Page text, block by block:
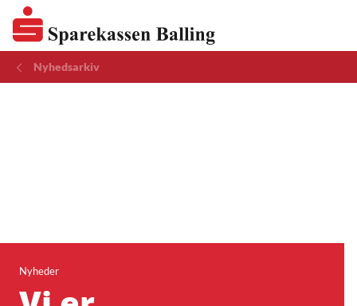
Nyhedsarkiv
Nyheder